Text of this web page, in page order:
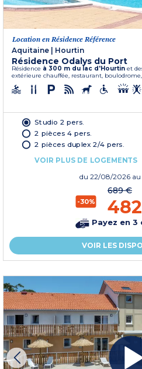
Location en Résidence Référence
Aquitaine
Hourtin
Résidence Odalys du Port
Résidence à 300 m du lac d'Hourtin et
extérieure chauffée, restaurant,
Studio 2 pers.
2 pièces 4 pers.
2 pièces duplex 2/4 pers.
VOIR PLUS DE LOGEMENTS
du 22/08/2026
-30%
689 €
Payez en 3
VOIR LES